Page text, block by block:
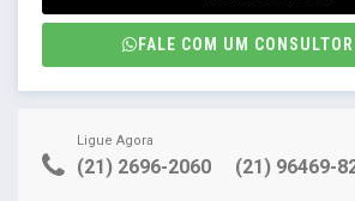
FALE COM UM
Ligue Agora
(21) 2696-2060 (21) 96469-